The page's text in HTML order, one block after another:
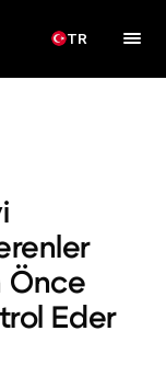
TR
Önce
Eder